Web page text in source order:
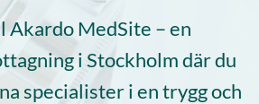
Akardo MedSite – en
i Stockholm där du
specialister i en trygg och